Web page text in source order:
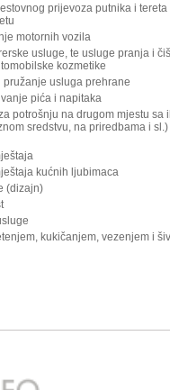
prijevoza putnika i tereta
motornih vozila
usluge, te usluge pranja i
kozmetike
usluga prehrane
pića i napitaka
potrošnju na drugom mjestu sa
sredstvu, na priredbama i
kućnih ljubimaca
(dizajn)
kukičanjem, vezenjem i